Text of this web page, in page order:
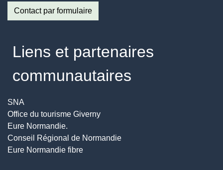
Contact par formulaire
Liens et partenaires
communautaires
SNA
Office du tourisme Giverny
Eure Normandie.
Conseil Régional de Normandie
Eure Normandie fibre